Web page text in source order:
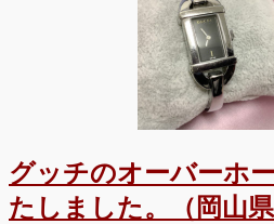
グッチのオーバーホ
たしました。（岡山